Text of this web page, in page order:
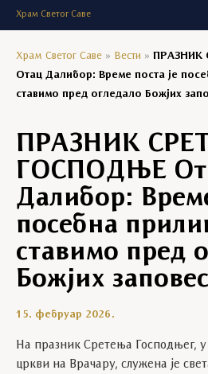
Храм Светог Саве
Храм Светог Саве » Вести » ПРАЗНИК
Отац Далибор: Време поста је
ставимо пред огледало Божјих
ПРАЗНИК
ГОСПОДЊЕ
Далибор:
посебна
ставимо пред
Божјих
15. фебруар 2026.
На празник Сретења Господњег, у
цркви на Врачару, служена је